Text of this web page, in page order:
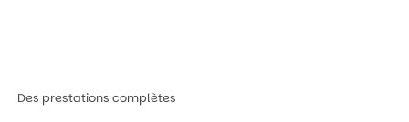
Des prestations complètes